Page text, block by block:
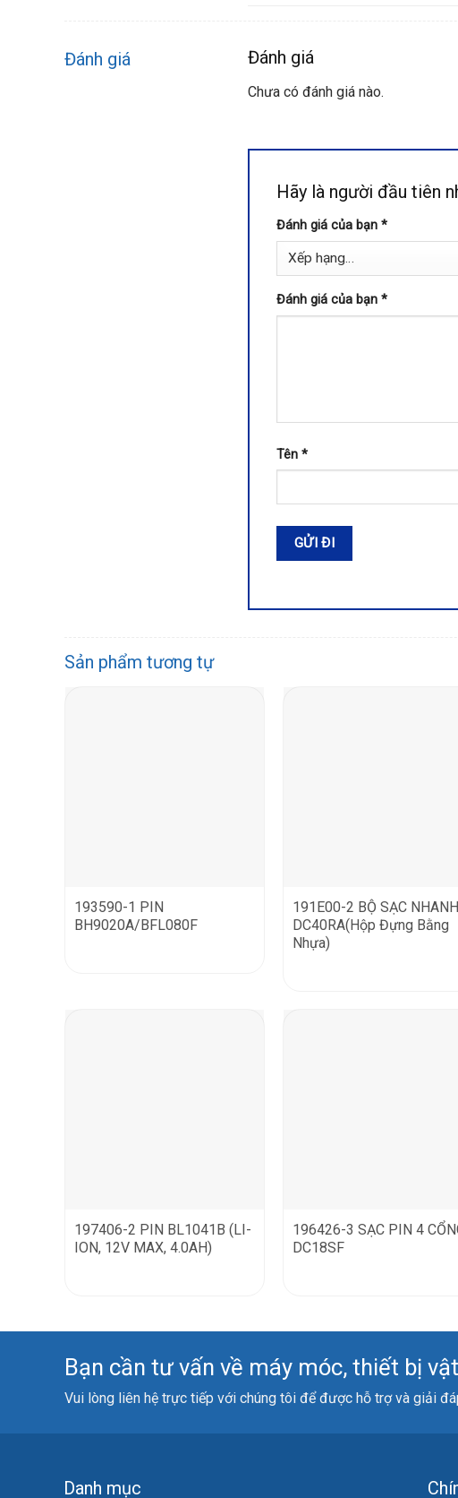
Đánh giá Đánh giá
Chưa có đánh giá nào.
Hãy là người đầu tiên
Đánh giá của bạn *
Đánh giá của bạn *
Tên *
Sản phẩm tương tự
193590-1 PIN
BH9020A/BFL080F
191E00-2 BỘ SẠC NHANH
DC40RA(Hộp Đựng Bằng
Nhựa)
197406-2 PIN BL1041B (LI-
ION, 12V MAX, 4.0AH)
196426-3 SẠC PIN 4
DC18SF
Bạn cần tư vấn về máy móc, thiết bị
Vui lòng liên hệ trực tiếp với chúng tôi để được hỗ trợ và giải
Danh mục